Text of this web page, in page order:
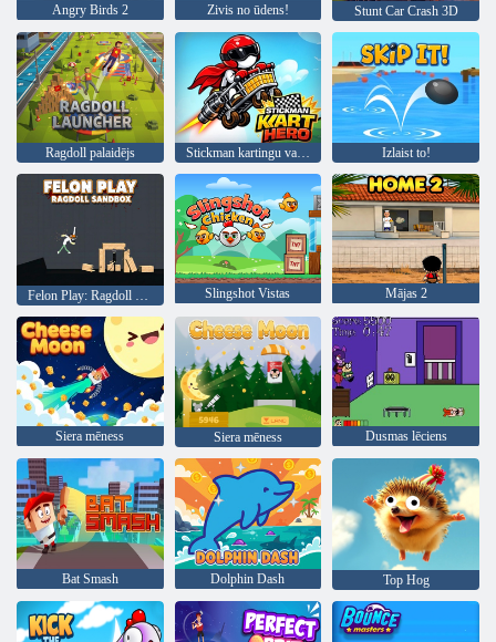
Angry Birds 2 Zivis no ūdens! Stunt Car Crash 3D
Ragdoll palaidējs Stickman kartingu varonis Izlaist to!
Slingshot Vistas Mājas 2
Siera mēness Siera mēness Dusmas lēciens
Bat Smash Dolphin Dash Top Hog